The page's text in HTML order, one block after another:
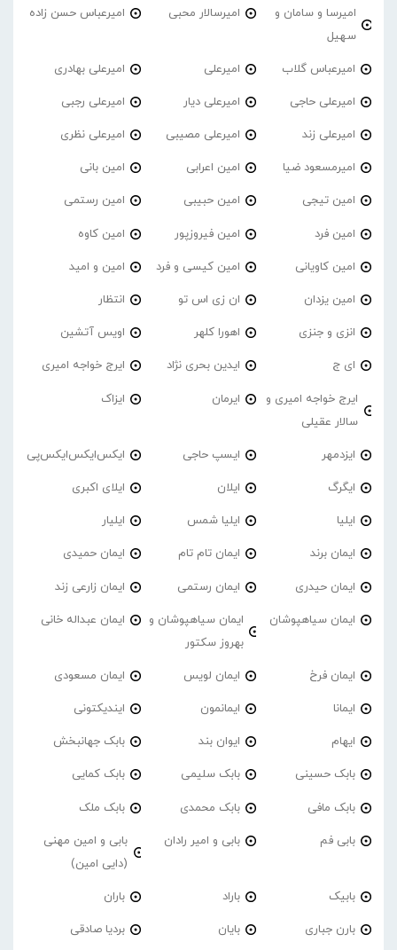
امیرسا و سامان و
سهیل
امیرسالار محبی امیرعباس حسن زاده
امیرعباس گلاب امیرعلی امیرعلی بهادری
امیرعلی حاجی امیرعلی دیار امیرعلی رجبی
امیرعلی زند امیرعلی مصیبی امیرعلی نظری
امیرمسعود ضیا امین اعرابی امین بانی
امین تیجی امین حبیبی امین رستمی
امین فرد امین فیروزپور امین کاوه
امین کاویانی امین کیسی و فرد امین و امید
امین یزدان ان زی اس تو انتظار
انزی و جنزی اهورا کلهر اویس آتشین
ای ج ایدین بحری نژاد ایرج خواجه امیری
ایرج خواجه امیری و
سالار عقیلی
ایرمان ایزاک
ایزدمهر ایسپ حاجی ایکس‌ایکس‌ایکس‌پی
ایگرگ ایلان ایلای اکبری
ایلیا ایلیا شمس ایلیار
ایمان برند ایمان تام تام ایمان حمیدی
ایمان حیدری ایمان رستمی ایمان زارعی زند
ایمان سیاهپوشان
ایمان سیاهپوشان و
بهروز سکتور
ایمان عبداله خانی
ایمان فرخ ایمان لویس ایمان مسعودی
ایمانا ایمانمون ایندیکتونی
ایهام ایوان بند بابک جهانبخش
بابک حسینی بابک سلیمی بابک کمایی
بابک مافی بابک محمدی بابک ملک
بابی فم بابی و امیر رادان
بابی و امین مهنی
(دایی امین)
بابیک باراد باران
بارن جباری بایان بردیا صادقی